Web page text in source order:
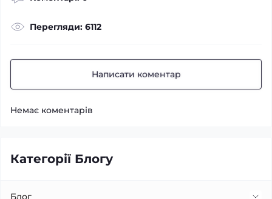
Перегляди: 6112
Написати коментар
Немає коментарів
Категорії Блогу
Блог